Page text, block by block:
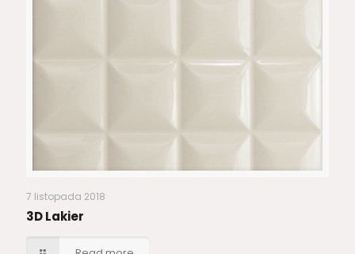
7 listopada 2018
3D Lakier